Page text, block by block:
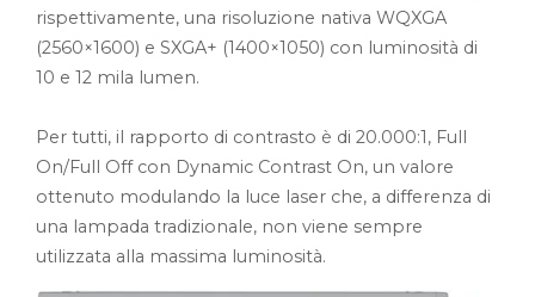
rispettivamente, una risoluzione nativa WQXGA
(2560×1600) e SXGA+ (1400×1050) con luminosità di
10 e 12 mila lumen.
Per tutti, il rapporto di contrasto è di 20.000:1, Full
On/Full Off con Dynamic Contrast On, un valore
ottenuto modulando la luce laser che, a differenza di
una lampada tradizionale, non viene sempre
utilizzata alla massima luminosità.